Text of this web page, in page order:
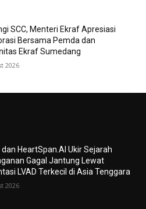
SCC, Menteri Ekraf Apresiasi
Bersama Pemda dan
Ekraf Sumedang
2026
dan HeartSpan.AI Ukir Sejarah
Gagal Jantung Lewat
LVAD Terkecil di Asia Tenggara
2026